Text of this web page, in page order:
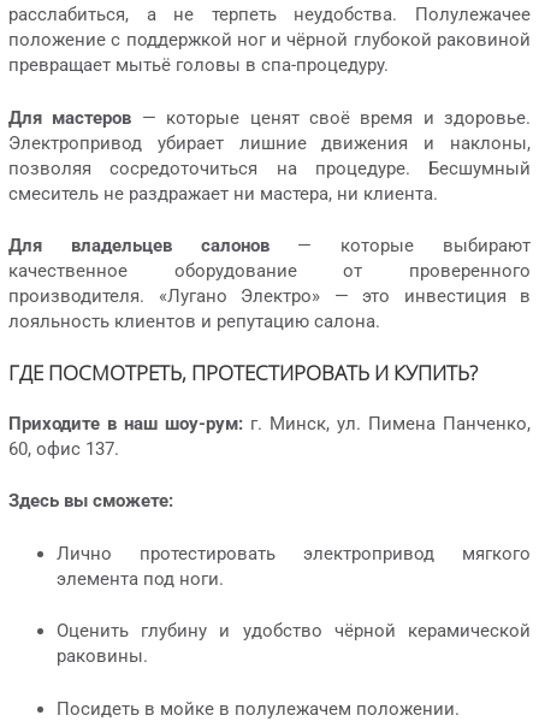
расслабиться, а не терпеть неудобства. Полулежачее
положение с поддержкой ног и чёрной глубокой раковиной
превращает мытьё головы в спа-процедуру.
Для мастеров — которые ценят своё время и здоровье.
Электропривод убирает лишние движения и наклоны,
позволяя сосредоточиться на процедуре. Бесшумный
смеситель не раздражает ни мастера, ни клиента.
Для владельцев салонов— которые выбирают
качественное оборудование от проверенного
производителя. «Лугано Электро» — это инвестиция в
лояльность клиентов и репутацию салона.
ГДЕ ПОСМОТРЕТЬ, ПРОТЕСТИРОВАТЬ И КУПИТЬ?
Приходите в наш шоу-рум: г. Минск, ул. Пимена Панченко,
60, офис 137.
Здесь вы сможете:
Лично протестировать электропривод мягкого
элемента под ноги.
Оценить глубину и удобство чёрной керамической
раковины.
Посидеть в мойке в полулежачем положении.